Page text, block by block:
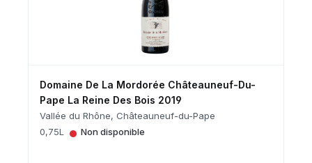
Domaine De La Mordorée Châteauneuf-Du-
Pape La Reine Des Bois 2019
Vallée du Rhône, Châteauneuf-du-Pape
0,75L
• Non disponible